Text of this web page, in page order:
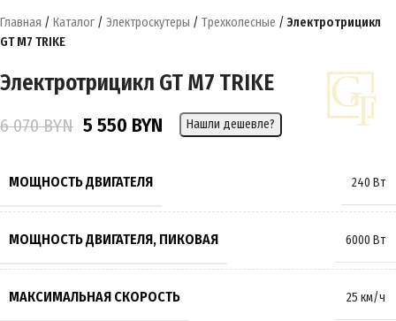
Главная / Каталог / Электроскутеры / Трехколесные / Электротрицикл
GT M7 TRIKE
Электротрицикл GT M7 TRIKE
6 070BYN 5 550 BYN Нашли дешевле?
МОЩНОСТЬ ДВИГАТЕЛЯ 240 Вт
МОЩНОСТЬ ДВИГАТЕЛЯ, ПИКОВАЯ 6000 Вт
МАКСИМАЛЬНАЯ СКОРОСТЬ 25 км/ч